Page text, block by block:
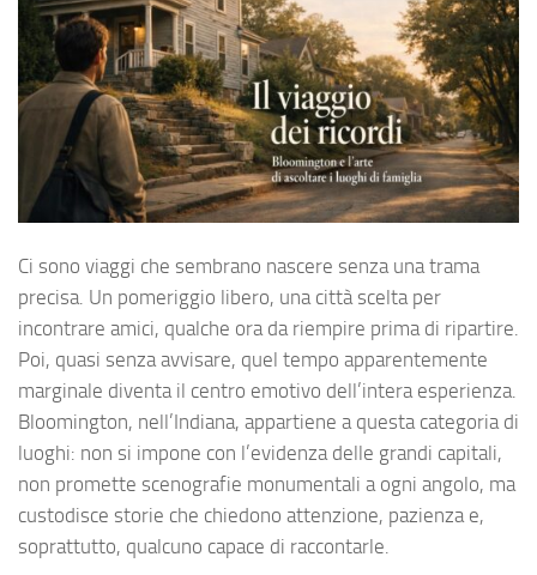
Ci sono viaggi che sembrano nascere senza una trama
precisa. Un pomeriggio libero, una città scelta per
incontrare amici, qualche ora da riempire prima di ripartire.
Poi, quasi senza avvisare, quel tempo apparentemente
marginale diventa il centro emotivo dell’intera esperienza.
Bloomington, nell’Indiana, appartiene a questa categoria di
luoghi: non si impone con l’evidenza delle grandi capitali,
non promette scenografie monumentali a ogni angolo, ma
custodisce storie che chiedono attenzione, pazienza e,
soprattutto, qualcuno capace di raccontarle.